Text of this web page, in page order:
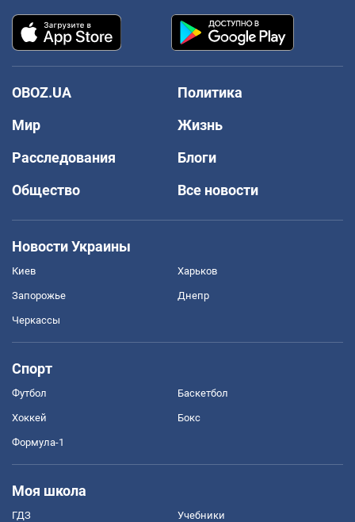
OBOZ.UA
Политика
Мир
Жизнь
Расследования
Блоги
Общество
Все новости
Новости Украины
Киев Харьков
Запорожье Днепр
Черкассы
Спорт
Футбол Баскетбол
Хоккей Бокс
Формула-1
Моя школа
ГДЗ Учебники